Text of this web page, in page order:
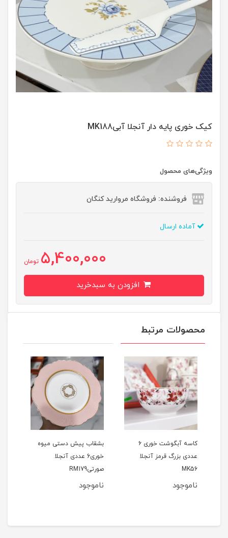
کیک خوری پایه دار آنجلا آبیMK188
ویژگی‌های محصول
فروشنده: فروشگاه مروارید کنگان
آماده ارسال
5,400,000 تومان
محصولات مرتبط
کاسه آبگوشت خوری ۶
عددی بزرگ قرمز آنجلا
MK56
ناموجود
بشقاب پیش دستی میوه
خوری6 عددی آنجلا
صورتیRM179
ناموجود